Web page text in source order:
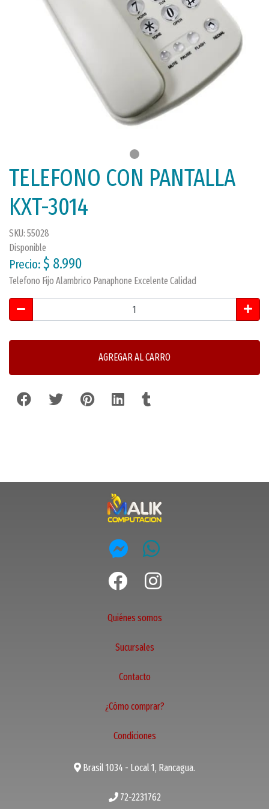
TELEFONO CON PANTALLA
KXT-3014
SKU: 55028
Disponible
Precio: $ 8.990
Telefono Fijo Alambrico Panaphone Excelente Calidad
AGREGAR AL CARRO
Quiénes somos
Sucursales
Contacto
¿Cómo comprar?
Condiciones
Brasil 1034 - Local 1, Rancagua.
72-2231762